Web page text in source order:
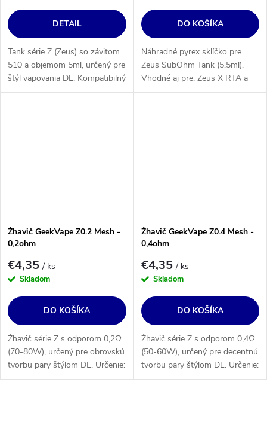
DETAIL
Tank série Z (Zeus) so závitom
510 a objemom 5ml, určený pre
štýl vapovania DL. Kompatibilný
so žhavičmi série Z od
DO KOŠÍKA
Náhradné pyrex sklíčko pre
Zeus SubOhm Tank (5,5ml).
Vhodné aj pre: Zeus X RTA a
Zeus Dual RTA.
Žhavič GeekVape Z0.2 Mesh -
0,2ohm
€4,35/ ks
Skladom
DO KOŠÍKA
Žhavič série Z s odporom 0,2Ω
(70-80W), určený pre obrovskú
tvorbu pary štýlom DL. Určenie:
GeekVape Zeus Sub-Ohm Tank,
Žhavič GeekVape Z0.4 Mesh -
0,4ohm
€4,35/ ks
Skladom
DO KOŠÍKA
Žhavič série Z s odporom 0,4Ω
(50-60W), určený pre decentnú
tvorbu pary štýlom DL. Určenie:
GeekVape Zeus Sub-Ohm Tank,